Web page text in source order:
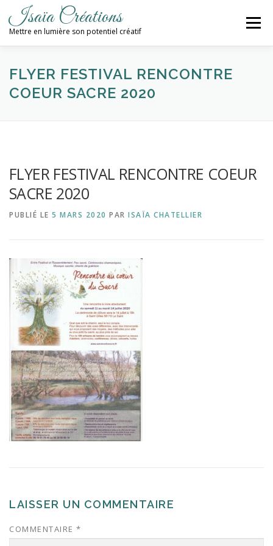
contenu
Isaïa Créations
Mettre en lumière son potentiel créatif
Menu
ACCUEIL MES CRÉATIONS ATELIERS
FLYER FESTIVAL RENCONTRE
COEUR SACRE 2020
FLYER FESTIVAL RENCONTRE COEUR
SACRE 2020
PUBLIÉ LE 5 MARS 2020 PAR ISAÏA CHATELLIER
LAISSER UN COMMENTAIRE
COMMENTAIRE *